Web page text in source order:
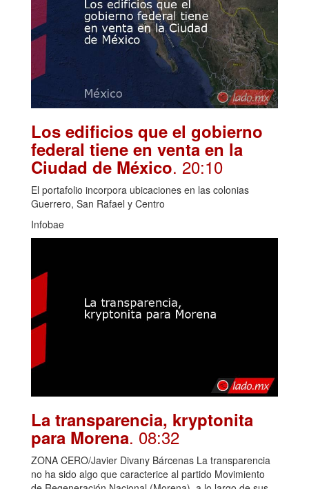
Los edificios que el gobierno
federal tiene en venta en la
Ciudad de México. 20:10
El portafolio incorpora ubicaciones en las colonias
Guerrero, San Rafael y Centro
Infobae
La transparencia, kryptonita
para Morena. 08:32
ZONA CERO/Javier Divany Bárcenas La transparencia
no ha sido algo que caracterice al partido Movimiento